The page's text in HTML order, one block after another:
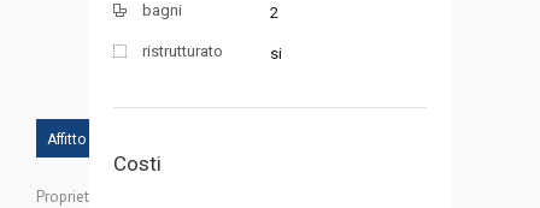
Affitto
Proprietà ID:
bagni 2
ristrutturato si
Costi